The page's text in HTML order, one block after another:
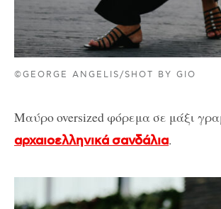
©GEORGE ANGELIS/SHOT BY GIO
Μαύρο oversized φόρεμα σε μάξι
αρχαιοελληνικάσανδάλια.